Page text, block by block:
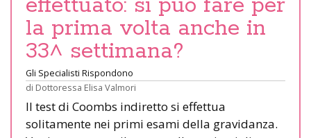
la prima volta anche in
33^ settimana?
Gli Specialisti Rispondono
di Dottoressa Elisa Valmori
Il test di Coombs indiretto si effettua
solitamente nei primi esami della gravidanza.